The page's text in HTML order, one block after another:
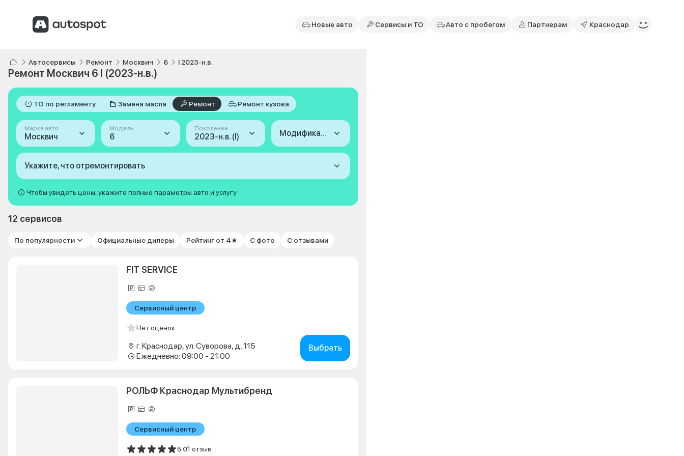
Новые авто Сервисы и ТО Авто с пробегом Партнерам Краснодар
Автосервисы Ремонт Москвич 6 I 2023-н.в.
Ремонт Москвич 6 I (2023-н.в.)
ТО по регламенту Замена масла Ремонт Ремонт кузова
Марка авто
Москвич
Модель
6
Поколение
2023-н.в. (I) Модификация
Укажите, что отремонтировать
Чтобы увидеть цены, укажите полные параметры авто и услугу
12 сервисов
По популярности Официальные дилеры Рейтинг от 4★ С фото С отзывами
FIT SERVICE
Сервисный центр
Нет оценок
г. Краснодар, ул. Суворова, д. 115
Ежедневно: 09:00 - 21:00
Выбрать
РОЛЬФ Краснодар Мультибренд
Сервисный центр
5.01 отзыв